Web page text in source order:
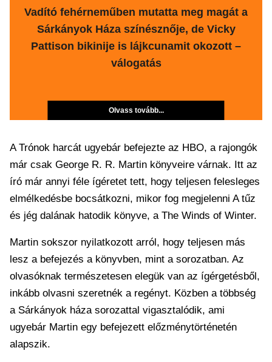
Vadító fehérneműben mutatta meg magát a
Sárkányok Háza színésznője, de Vicky
Pattison bikinije is lájkcunamit okozott –
válogatás
Olvass tovább...
A Trónok harcát ugyebár befejezte az HBO, a rajongók
már csak George R. R. Martin könyveire várnak. Itt az
író már annyi féle ígéretet tett, hogy teljesen felesleges
elmélkedésbe bocsátkozni, mikor fog megjelenni A tűz
és jég dalának hatodik könyve, a The Winds of Winter.
Martin sokszor nyilatkozott arról, hogy teljesen más
lesz a befejezés a könyvben, mint a sorozatban. Az
olvasóknak természetesen elegük van az ígérgetésből,
inkább olvasni szeretnék a regényt. Közben a többség
a Sárkányok háza sorozattal vigasztalódik, ami
ugyebár Martin egy befejezett előzménytörténetén
alapszik.